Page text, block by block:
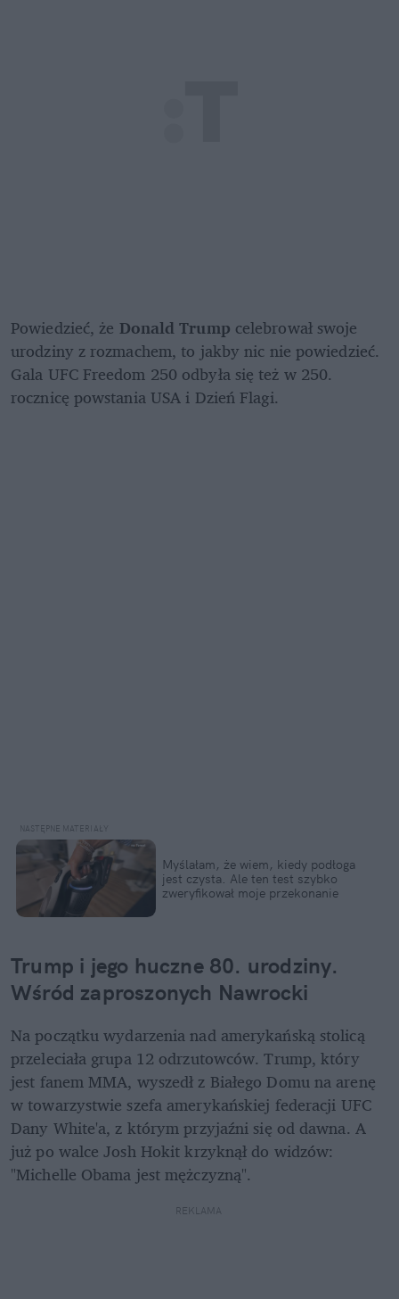
Powiedzieć, że Donald Trump celebrował swoje
urodziny z rozmachem, to jakby nic nie powiedzieć.
Gala UFC Freedom 250 odbyła się też w 250.
rocznicę powstania USA i Dzień Flagi.
Myślałam, że wiem, kiedy podłoga
jest czysta. Ale ten test szybko
zweryfikował moje przekonanie
Trump i jego huczne 80. urodziny.
Wśród zaproszonych Nawrocki
Na początku wydarzenia nad amerykańską stolicą
przeleciała grupa 12 odrzutowców. Trump, który
jest fanem MMA, wyszedł z Białego Domu na arenę
w towarzystwie szefa amerykańskiej federacji UFC
Dany White'a, z którym przyjaźni się od dawna. A
już po walce Josh Hokit krzyknął do widzów:
"Michelle Obama jest mężczyzną".
REKLAMA